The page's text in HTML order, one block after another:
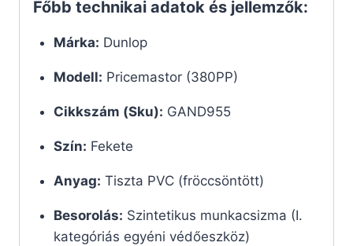
Főbb technikai adatok és jellemzők:
Márka: Dunlop
Modell: Pricemastor (380PP)
Cikkszám (Sku): GAND955
Szín: Fekete
Anyag: Tiszta PVC (fröccsöntött)
Besorolás: Szintetikus munkacsizma (I.
kategóriás egyéni védőeszköz)